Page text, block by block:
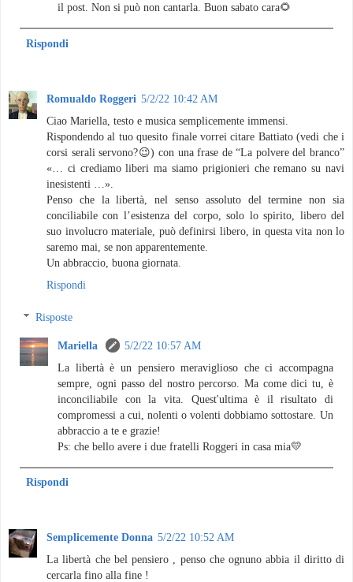
il post. Non si può non cantarla. Buon sabato cara🌻
Rispondi
Romualdo Roggeri 5/2/22 10:42 AM
Ciao Mariella, testo e musica semplicemente immensi.
Rispondendo al tuo quesito finale vorrei citare Battiato (vedi che i
corsi serali servono?😉) con una frase de “La polvere del branco”
«… ci crediamo liberi ma siamo prigionieri che remano su navi
inesistenti …».
Penso che la libertà, nel senso assoluto del termine non sia
conciliabile con l’esistenza del corpo, solo lo spirito, libero del
suo involucro materiale, può definirsi libero, in questa vita non lo
saremo mai, se non apparentemente.
Un abbraccio, buona giornata.
Rispondi
Risposte
Mariella
5/2/22 10:57 AM
La libertà è un pensiero meraviglioso che ci accompagna
sempre, ogni passo del nostro percorso. Ma come dici tu, è
inconciliabile con la vita. Quest'ultima è il risultato di
compromessi a cui, nolenti o volenti dobbiamo sottostare. Un
abbraccio a te e grazie!
Ps: che bello avere i due fratelli Roggeri in casa mia💛
Rispondi
Semplicemente Donna 5/2/22 10:52 AM
La libertà che bel pensiero , penso che ognuno abbia il diritto di
cercarla fino alla fine !